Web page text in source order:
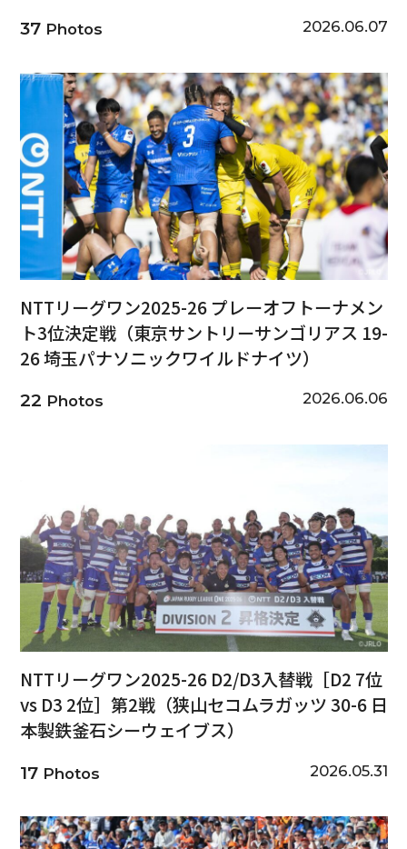
37Photos 2026.06.07
NTTリーグワン2025-26 プレーオフトーナメン
ト3位決定戦（東京サントリーサンゴリアス 19-
26 埼玉パナソニックワイルドナイツ）
22 Photos 2026.06.06
NTTリーグワン2025-26 D2/D3入替戦［D2 7位
vs D3 2位］第2戦（狭山セコムラガッツ 30-6 日
本製鉄釜石シーウェイブス）
17Photos 2026.05.31